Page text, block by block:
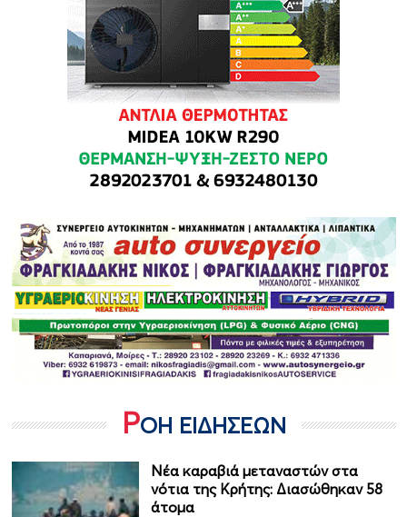
ΡΟΗ ΕΙΔΗΣΕΩΝ
Νέα καραβιά μεταναστών στα
νότια της Κρήτης: Διασώθηκαν 58
άτομα